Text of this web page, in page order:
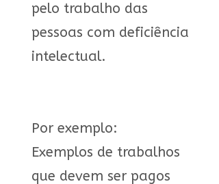
pelo trabalho das
pessoas com deficiência
intelectual.
Por exemplo:
Exemplos de trabalhos
que devem ser pagos